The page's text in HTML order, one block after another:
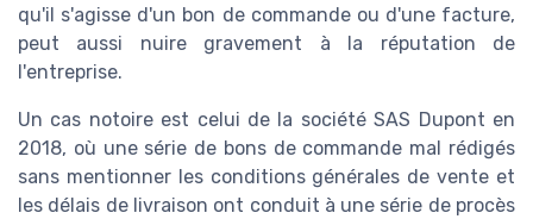
qu'il s'agisse d'un bon de commande ou d'une facture,
peut aussi nuire gravement à la réputation de
l'entreprise.
Un cas notoire est celui de la société SAS Dupont en
2018, où une série de bons de commande mal rédigés
sans mentionner les conditions générales de vente et
les délais de livraison ont conduit à une série de procès